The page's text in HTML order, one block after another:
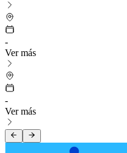
-
Ver más
-
Ver más